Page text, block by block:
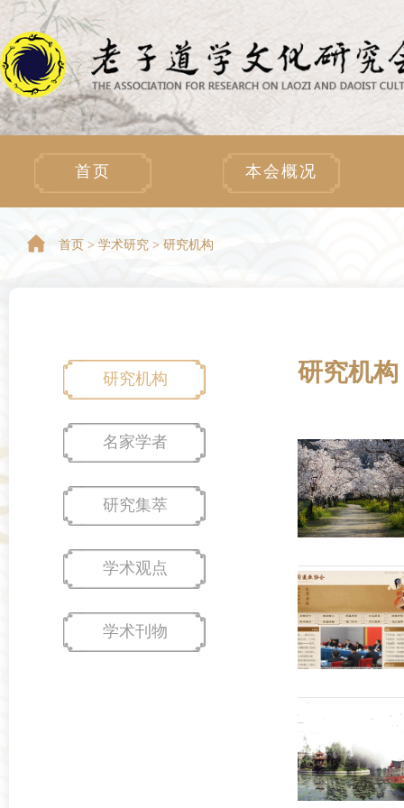
首页 本会概况
首页 > 学术研究 > 研究机构
研究机构
名家学者
研究集萃
学术观点
学术刊物
研究机构